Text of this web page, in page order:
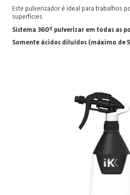
Este pulverizador é ideal para trabalhos
superfícies.
Sistema 360º pulverizar em todas as
Somente ácidos diluídos (máximo de